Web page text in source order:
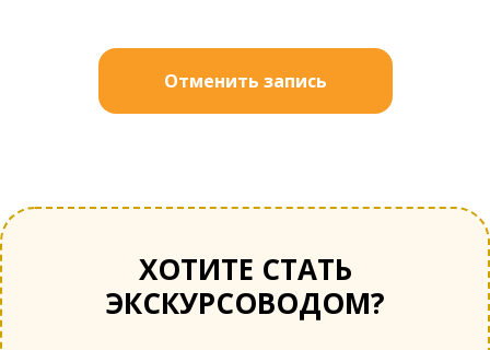
Отменить запись
ХОТИТЕ СТАТЬ
ЭКСКУРСОВОДОМ?